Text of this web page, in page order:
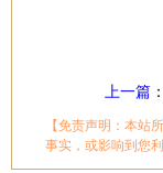
上一篇：
【免责声明：本站
事实，或影响到您